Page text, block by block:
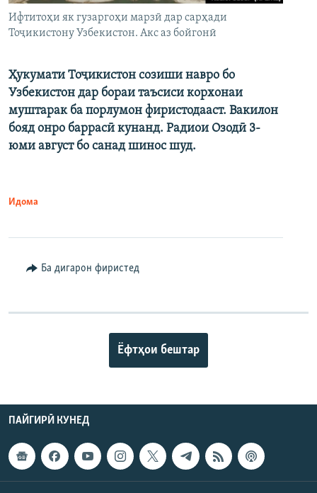
Ифтитоҳи як гузаргоҳи марзӣ дар сарҳади
Тоҷикистону Узбекистон. Акс аз бойгонӣ
Ҳукумати Тоҷикистон созиши навро бо
Узбекистон дар бораи таъсиси корхонаи
муштарак ба порлумон фиристодааст. Вакилон
бояд онро баррасӣ кунанд. Радиои Озодӣ 3-
юми август бо санад шинос шуд.
Идома
Ба дигарон фиристед
Ёфтҳои бештар
ПАЙГИРӢ КУНЕД